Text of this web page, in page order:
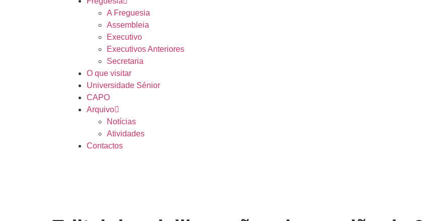
A Freguesia
Assembleia
Executivo
Executivos Anteriores
Secretaria
O que visitar
Universidade Sénior
CAPO
Arquivo
Notícias
Atividades
Contactos